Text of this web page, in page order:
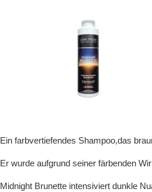
Ein farbvertiefendes Shampoo,das
Er wurde aufgrund seiner färbenden
Midnight Brunette intensiviert dunkle